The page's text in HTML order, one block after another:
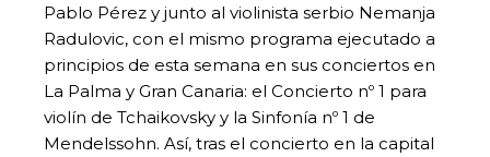
Pablo Pérez y junto al violinista serbio Nemanja
Radulovic, con el mismo programa ejecutado a
principios de esta semana en sus conciertos en
La Palma y Gran Canaria: el Concierto nº 1 para
violín de Tchaikovsky y la Sinfonía nº 1 de
Mendelssohn. Así, tras el concierto en la capital